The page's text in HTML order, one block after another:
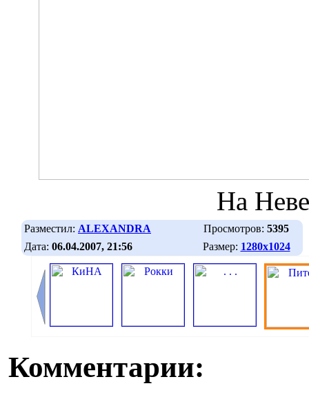
На Неве
Разместил: ALEXANDRA Просмотров: 5395
Дата: 06.04.2007, 21:56 Размер: 1280х1024
Комментарии: